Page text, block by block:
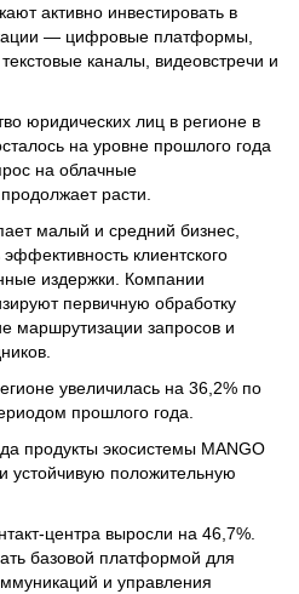
активно инвестировать в
— цифровые платформы,
каналы, видеовстречи и
юридических лиц в регионе в
на уровне прошлого года
на облачные
расти.
малый и средний бизнес,
клиентского
издержки. Компании
первичную обработку
маршрутизации запросов и
увеличилась на 36,2% по
прошлого года.
продукты экосистемы MANGO
устойчивую положительную
центра выросли на 46,7%.
базовой платформой для
и управления